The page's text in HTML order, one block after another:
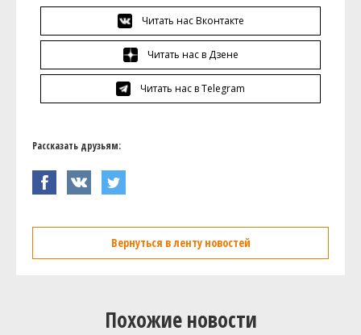
Читать нас Вконтакте
Читать нас в Дзене
Читать нас в Telegram
Рассказать друзьям:
Вернуться в ленту новостей
Похожие новости